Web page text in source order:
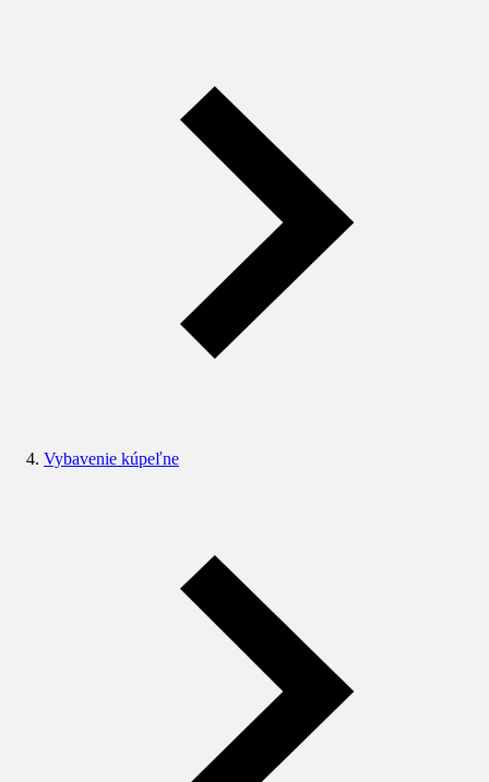
Vybavenie kúpeľne